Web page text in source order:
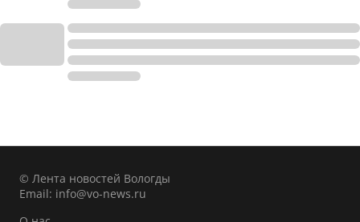
© Лента новостей Вологды
Email: info@vo-news.ru